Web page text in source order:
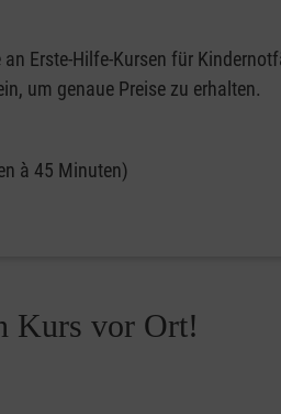
Erste-Hilfe-Kursen für
um genaue Preise zu erhalten.
à 45 Minuten)
Kurs vor Ort!